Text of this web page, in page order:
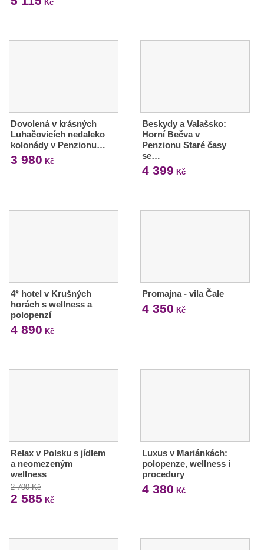
Kč
Dovolená v krásných
Luhačovicích nedaleko
kolonády v Penzionu…
3 980 Kč
Beskydy a Valašsko:
Horní Bečva v
Penzionu Staré časy
se…
4 399 Kč
4* hotel v Krušných
horách s wellness a
polopenzí
4 890 Kč
Promajna - vila Čale
4 350 Kč
Relax v Polsku s jídlem
a neomezeným
wellness
2 700 Kč
2 585 Kč
Luxus v Mariánkách:
polopenze, wellness i
procedury
4 380 Kč